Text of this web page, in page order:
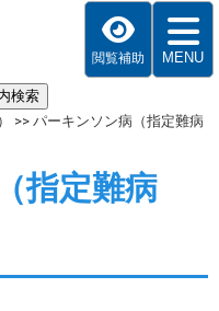
閲覧補助 MENU
>> パーキンソン病（指定難病
指定難病